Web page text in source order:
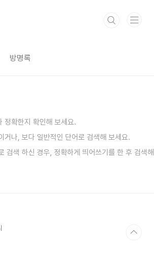
방명록
정확한지 확인해 보세요.
거나, 보다 일반적인 단어로 검색해 보세요.
검색 하신 경우, 정확하게 띄어쓰기를 한 후 검색해